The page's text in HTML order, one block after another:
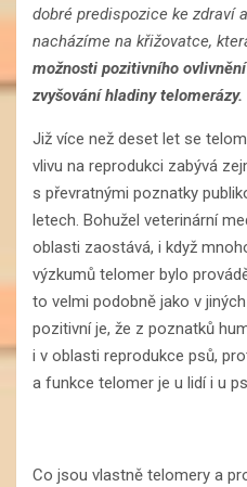
dobré predispozice ke zdraví
nacházíme na křižovatce,
možnosti pozitivního ovlivnění
zvyšování hladiny telomerázy.
Již více než deset let se
vlivu na reprodukci zabývá
s převratnými poznatky
letech. Bohužel veterinární
oblasti zaostává, i když
výzkumů telomer bylo
to velmi podobně jako v
pozitivní je, že z poznatků
i v oblasti reprodukce psů,
a funkce telomer je u lidí i u
Co jsou vlastně telomery a